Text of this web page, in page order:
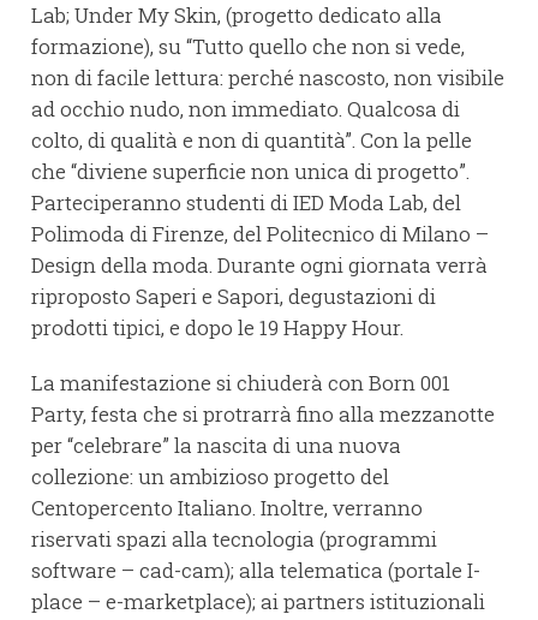
Lab; Under My Skin, (progetto dedicato alla
formazione), su “Tutto quello che non si vede,
non di facile lettura: perché nascosto, non visibile
ad occhio nudo, non immediato. Qualcosa di
colto, di qualità e non di quantità”. Con la pelle
che “diviene superficie non unica di progetto”.
Parteciperanno studenti di IED Moda Lab, del
Polimoda di Firenze, del Politecnico di Milano –
Design della moda. Durante ogni giornata verrà
riproposto Saperi e Sapori, degustazioni di
prodotti tipici, e dopo le 19 Happy Hour.
La manifestazione si chiuderà con Born 001
Party, festa che si protrarrà fino alla mezzanotte
per “celebrare” la nascita di una nuova
collezione: un ambizioso progetto del
Centopercento Italiano. Inoltre, verranno
riservati spazi alla tecnologia (programmi
software – cad-cam); alla telematica (portale I-
place – e-marketplace); ai partners istituzionali